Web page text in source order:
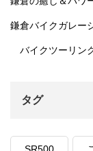
鎌倉バイクガレー
バイクツーリン
タグ